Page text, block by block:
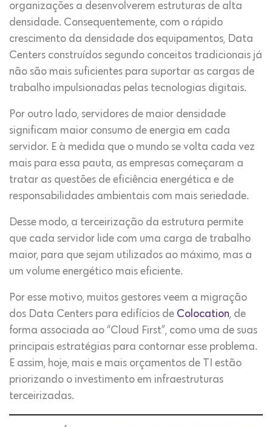
organizações a desenvolverem estruturas de alta
densidade. Consequentemente, com o rápido
crescimento da densidade dos equipamentos, Data
Centers construídos segundo conceitos tradicionais já
não são mais suficientes para suportar as cargas de
trabalho impulsionadas pelas tecnologias digitais.
Por outro lado, servidores de maior densidade
significam maior consumo de energia em cada
servidor. E à medida que o mundo se volta cada vez
mais para essa pauta, as empresas começaram a
tratar as questões de eficiência energética e de
responsabilidades ambientais com mais seriedade.
Desse modo, a terceirização da estrutura permite
que cada servidor lide com uma carga de trabalho
maior, para que sejam utilizados ao máximo, mas a
um volume energético mais eficiente.
Por esse motivo, muitos gestores veem a migração
dos Data Centers para edifícios de Colocation, de
forma associada ao “Cloud First”, como uma de suas
principais estratégias para contornar esse problema.
E assim, hoje, mais e mais orçamentos de TI estão
priorizando o investimento em infraestruturas
terceirizadas.